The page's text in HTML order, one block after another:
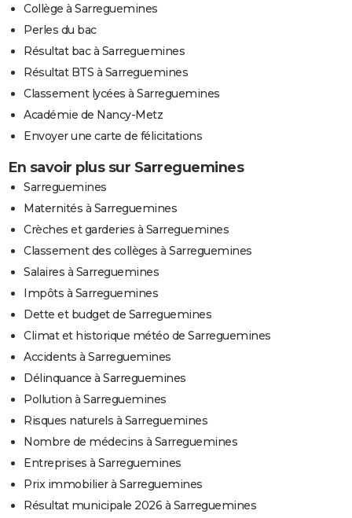
Collège à Sarreguemines
Perles du bac
Résultat bac à Sarreguemines
Résultat BTS à Sarreguemines
Classement lycées à Sarreguemines
Académie de Nancy-Metz
Envoyer une carte de félicitations
En savoir plus sur Sarreguemines
Sarreguemines
Maternités à Sarreguemines
Crèches et garderies à Sarreguemines
Classement des collèges à Sarreguemines
Salaires à Sarreguemines
Impôts à Sarreguemines
Dette et budget de Sarreguemines
Climat et historique météo de Sarreguemines
Accidents à Sarreguemines
Délinquance à Sarreguemines
Pollution à Sarreguemines
Risques naturels à Sarreguemines
Nombre de médecins à Sarreguemines
Entreprises à Sarreguemines
Prix immobilier à Sarreguemines
Résultat municipale 2026 à Sarreguemines